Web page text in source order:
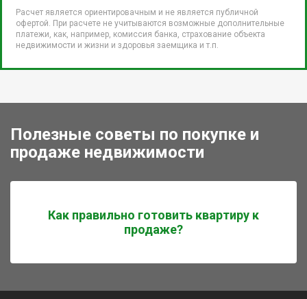
Расчет является ориентировачным и не является публичной
офертой. При расчете не учитываются возможные дополнительные
платежи, как, например, комиссия банка, страхование объекта
недвижимости и жизни и здоровья заемщика и т.п.
Полезные советы по покупке и
продаже недвижимости
Как правильно готовить квартиру к
продаже?